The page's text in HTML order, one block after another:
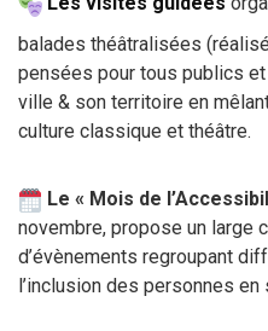
balades théâtralisées
pensées pour tous publics
ville & son territoire en
culture classique et théâtre.
Le « Mois de
novembre, propose un large
d’évènements regroupant
l’inclusion des personnes